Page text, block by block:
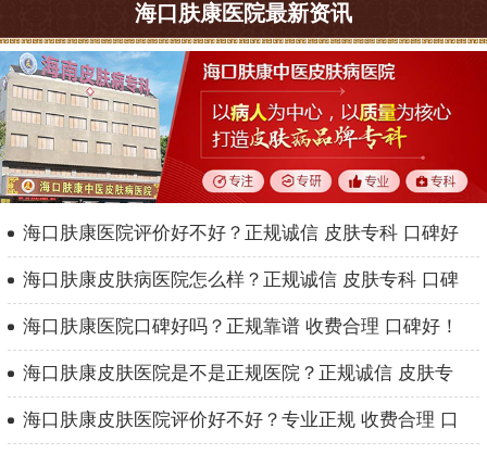
海口肤康医院最新资讯
海口肤康医院评价好不好？正规诚信 皮肤专科 口碑好
海口肤康皮肤病医院怎么样？正规诚信 皮肤专科 口碑
海口肤康医院口碑好吗？正规靠谱 收费合理 口碑好！
海口肤康皮肤医院是不是正规医院？正规诚信 皮肤专
海口肤康皮肤医院评价好不好？专业正规 收费合理 口